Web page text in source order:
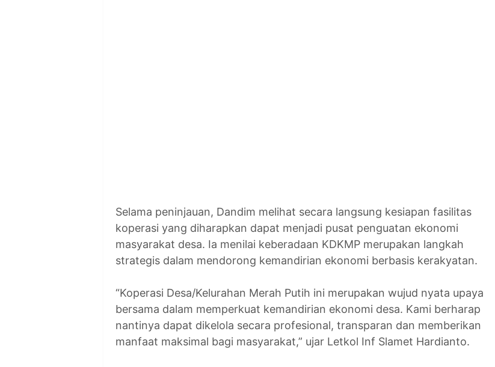
Selama peninjauan, Dandim melihat secara langsung kesiapan fasilitas
koperasi yang diharapkan dapat menjadi pusat penguatan ekonomi
masyarakat desa. Ia menilai keberadaan KDKMP merupakan langkah
strategis dalam mendorong kemandirian ekonomi berbasis kerakyatan.
“Koperasi Desa/Kelurahan Merah Putih ini merupakan wujud nyata upaya
bersama dalam memperkuat kemandirian ekonomi desa. Kami berharap
nantinya dapat dikelola secara profesional, transparan dan memberikan
manfaat maksimal bagi masyarakat,” ujar Letkol Inf Slamet Hardianto.